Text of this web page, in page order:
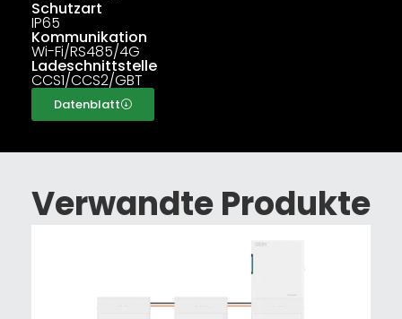
Schutzart
IP65
Kommunikation
Wi-Fi/RS485/4G
Ladeschnittstelle
CCS1/CCS2/GBT
Datenblatt
Verwandte Produkte